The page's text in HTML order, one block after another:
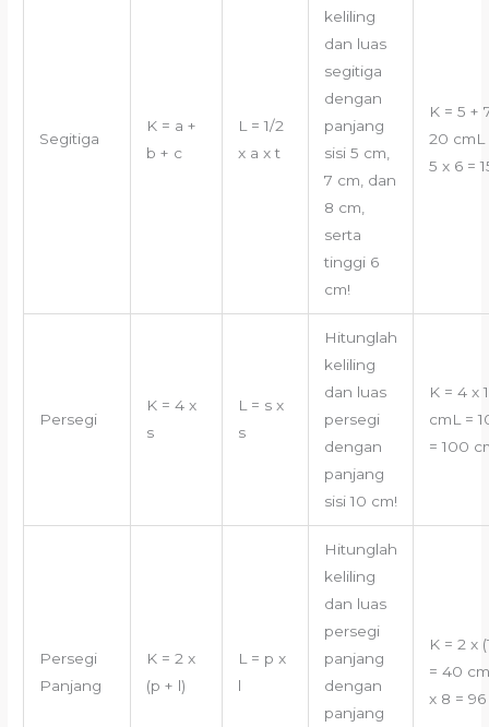
Segitiga
K = a +
b + c
L = 1/2
x a x t
keliling
dan luas
segitiga
dengan
panjang
sisi 5 cm,
7 cm, dan
8 cm,
serta
tinggi 6
cm!
K = 5 +
20 cmL
5 x 6 =
Persegi
K = 4 x
s
L = s x
s
Hitunglah
keliling
dan luas
persegi
dengan
panjang
sisi 10 cm!
K = 4 x
cmL =
= 100
Persegi
Panjang
K = 2 x
(p + l)
L = p x
l
Hitunglah
keliling
dan luas
persegi
panjang
dengan
panjang
K = 2 x
= 40
x 8 =